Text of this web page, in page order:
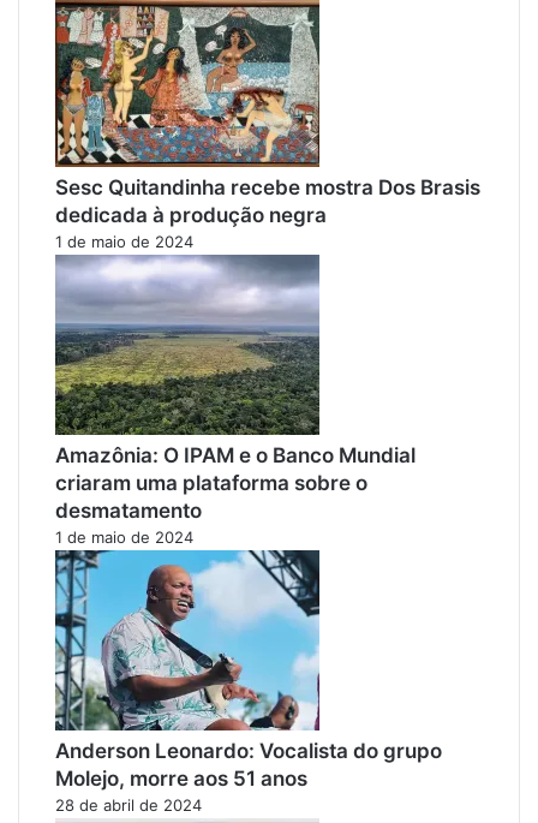
Sesc Quitandinha recebe mostra Dos Brasis
dedicada à produção negra
1 de maio de 2024
Amazônia: O IPAM e o Banco Mundial
criaram uma plataforma sobre o
desmatamento
1 de maio de 2024
Anderson Leonardo: Vocalista do grupo
Molejo, morre aos 51 anos
28 de abril de 2024